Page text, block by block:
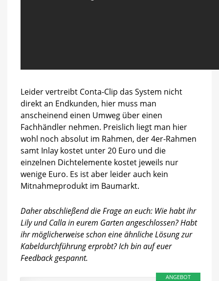
Leider vertreibt Conta-Clip das System nicht
direkt an Endkunden, hier muss man
anscheinend einen Umweg über einen
Fachhändler nehmen. Preislich liegt man hier
wohl noch absolut im Rahmen, der 4er-Rahmen
samt Inlay kostet unter 20 Euro und die
einzelnen Dichtelemente kostet jeweils nur
wenige Euro. Es ist aber leider auch kein
Mitnahmeprodukt im Baumarkt.
Daher abschließend die Frage an euch: Wie habt ihr
Lily und Calla in eurem Garten angeschlossen? Habt
ihr möglicherweise schon eine ähnliche Lösung zur
Kabeldurchführung erprobt? Ich bin auf euer
Feedback gespannt.
ANGEBOT